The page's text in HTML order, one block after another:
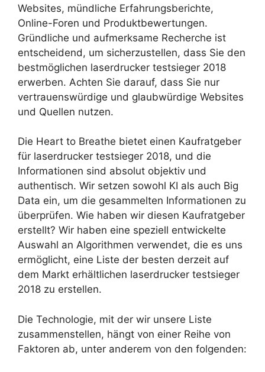
Websites, mündliche Erfahrungsberichte,
Online-Foren und Produktbewertungen.
Gründliche und aufmerksame Recherche ist
entscheidend, um sicherzustellen, dass Sie den
bestmöglichen laserdrucker testsieger 2018
erwerben. Achten Sie darauf, dass Sie nur
vertrauenswürdige und glaubwürdige Websites
und Quellen nutzen.
Die Heart to Breathe bietet einen Kaufratgeber
für laserdrucker testsieger 2018, und die
Informationen sind absolut objektiv und
authentisch. Wir setzen sowohl KI als auch Big
Data ein, um die gesammelten Informationen zu
überprüfen. Wie haben wir diesen Kaufratgeber
erstellt? Wir haben eine speziell entwickelte
Auswahl an Algorithmen verwendet, die es uns
ermöglicht, eine Liste der besten derzeit auf
dem Markt erhältlichen laserdrucker testsieger
2018 zu erstellen.
Die Technologie, mit der wir unsere Liste
zusammenstellen, hängt von einer Reihe von
Faktoren ab, unter anderem von den folgenden: